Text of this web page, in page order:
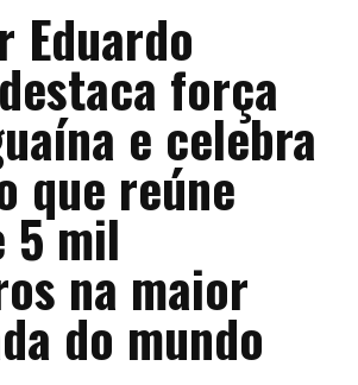
Eduardo
força
e celebra
que reúne
5 mil
na maior
do mundo